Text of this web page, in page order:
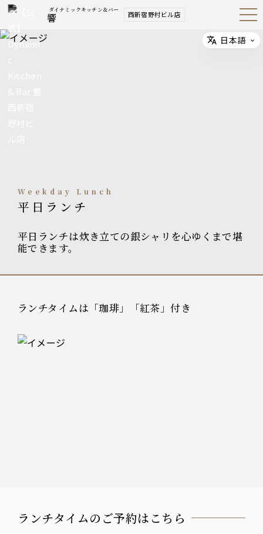
ダイナミックキッチン＆バー
響 西新宿野村ビル店 Open
Navig
Weekday Lunch
平日ランチ
平日ランチは炊き立ての銀シャリを心ゆくまで堪
能できます。
ランチタイムは「珈琲」「紅茶」付き
ランチタイムのご予約はこちら
Select
日本語